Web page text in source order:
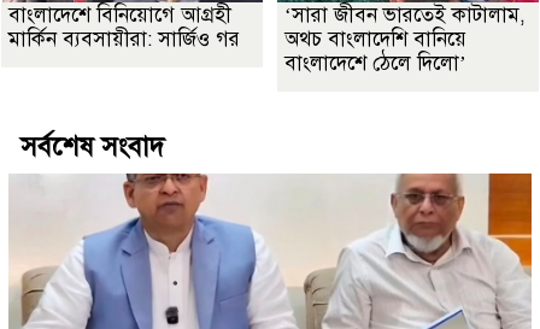
বাংলাদেশে বিনিয়োগে আগ্রহী
মার্কিন ব্যবসায়ীরা: সার্জিও গর
‘সারা জীবন ভারতেই কাটালাম,
অথচ বাংলাদেশি বানিয়ে
বাংলাদেশে ঠেলে দিলো’
সর্বশেষ সংবাদ